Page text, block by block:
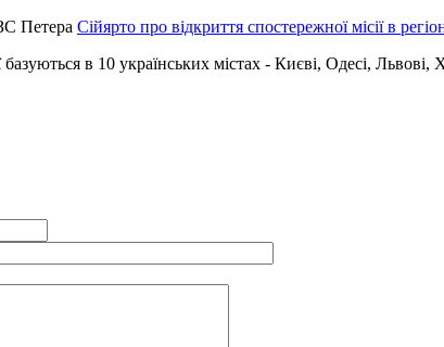
Петера Сійярто про відкриття спостережної місії в
в 10 українських містах - Києві, Одесі,